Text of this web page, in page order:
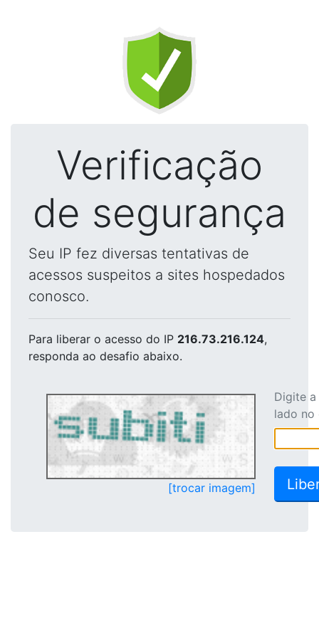
Verificação
de segurança
Seu IP fez diversas tentativas de
acessos suspeitos a sites hospedados
conosco.
Para liberar o acesso do IP 216.73.216.124,
responda ao desafio abaixo.
[trocar imagem]
Digite
lado no